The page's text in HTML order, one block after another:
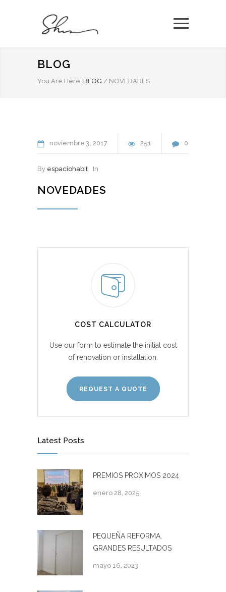
BLOG
You Are Here: BLOG / NOVEDADES
noviembre 3 2017 251 0
By espaciohabit In
NOVEDADES
COST CALCULATOR
Use our form to estimate the initial cost
of renovation or installation.
REQUEST A QUOTE
Latest Posts
PREMIOS PROXIMOS 2024
enero 28, 2025
PEQUEÑA REFORMA,
GRANDES RESULTADOS
mayo 16, 2023